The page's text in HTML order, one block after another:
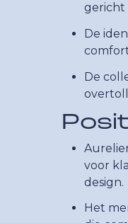
gericht
De
De
voor
design.
Het